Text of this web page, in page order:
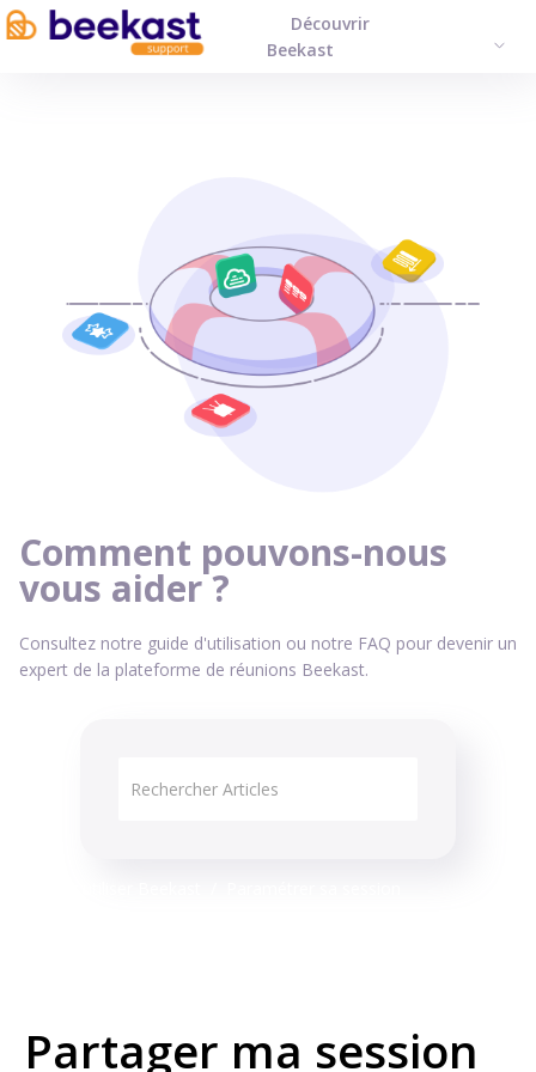
Découvrir
Beekast
Comment pouvons-nous
vous aider ?
Consultez notre guide d'utilisation ou notre FAQ pour devenir un
expert de la plateforme de réunions Beekast.
Partager ma session